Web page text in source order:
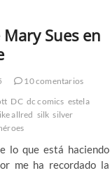
Sues en
10 comentarios
DC dc comics estela
allred silk silver
lo que está haciendo
me ha recordado la